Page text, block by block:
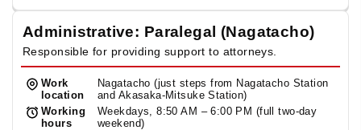
Administrative: Paralegal (Nagatacho)
Responsible for providing support to attorneys.
Work
location
Nagatacho (just steps from Nagatacho Station
and Akasaka-Mitsuke Station)
Working
hours
Weekdays, 8:50 AM – 6:00 PM (full two-day
weekend)